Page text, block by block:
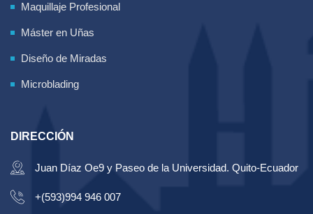
Maquillaje Profesional
Máster en Uñas
Diseño de Miradas
Microblading
DIRECCIÓN
Juan Díaz Oe9 y Paseo de la Universidad. Quito-Ecuador
+(593)994 946 007